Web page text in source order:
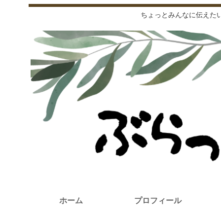
ちょっとみんなに伝えた
ホーム プロフィール